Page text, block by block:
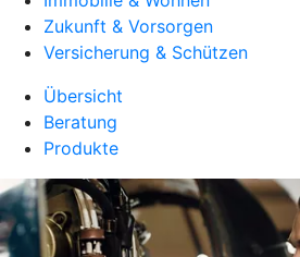
Zukunft & Vorsorgen
Versicherung & Schützen
Übersicht
Beratung
Produkte